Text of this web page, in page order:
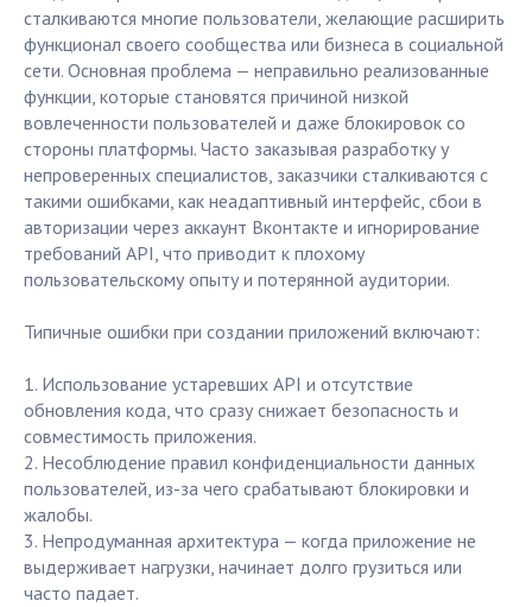
сталкиваются многие пользователи, желающие расширить
функционал своего сообщества или бизнеса в социальной
сети. Основная проблема — неправильно реализованные
функции, которые становятся причиной низкой
вовлеченности пользователей и даже блокировок со
стороны платформы. Часто заказывая разработку у
непроверенных специалистов, заказчики сталкиваются с
такими ошибками, как неадаптивный интерфейс, сбои в
авторизации через аккаунт Вконтакте и игнорирование
требований API, что приводит к плохому
пользовательскому опыту и потерянной аудитории.
Типичные ошибки при создании приложений включают:
1. Использование устаревших API и отсутствие
обновления кода, что сразу снижает безопасность и
совместимость приложения.
2. Несоблюдение правил конфиденциальности данных
пользователей, из-за чего срабатывают блокировки и
жалобы.
3. Непродуманная архитектура — когда приложение не
выдерживает нагрузки, начинает долго грузиться или
часто падает.